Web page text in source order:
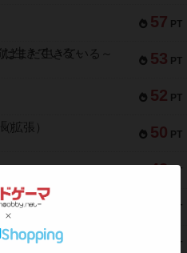
57 PT
53 PT
まだ生きている～
52 PT
50 PT
拡張）
42 PT
PT
ケット
PT